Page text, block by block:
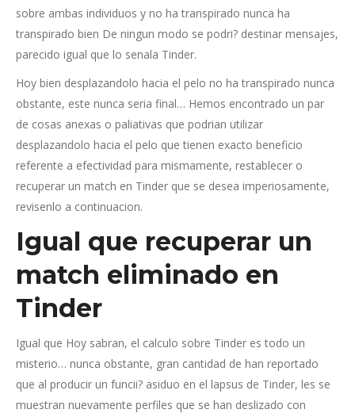
sobre ambas individuos y no ha transpirado nunca ha
transpirado bien De ningun modo se podri? destinar mensajes,
parecido igual que lo senala Tinder.
Hoy bien desplazandolo hacia el pelo no ha transpirado nunca
obstante, este nunca seri­a final… Hemos encontrado un par
de cosas anexas o paliativas que podri­an utilizar
desplazandolo hacia el pelo que tienen exacto beneficio
referente a efectividad para mismamente, restablecer o
recuperar un match en Tinder que se desea imperiosamente,
revisenlo a continuacion.
Igual que recuperar un
match eliminado en
Tinder
Igual que Hoy sabran, el calculo sobre Tinder es todo un
misterio… nunca obstante, gran cantidad de han reportado
que al producir un funcii? asiduo en el lapsus de Tinder, les se
muestran nuevamente perfiles que se han deslizado con